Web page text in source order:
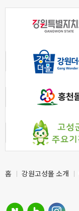
홈 강원고성몰 소개